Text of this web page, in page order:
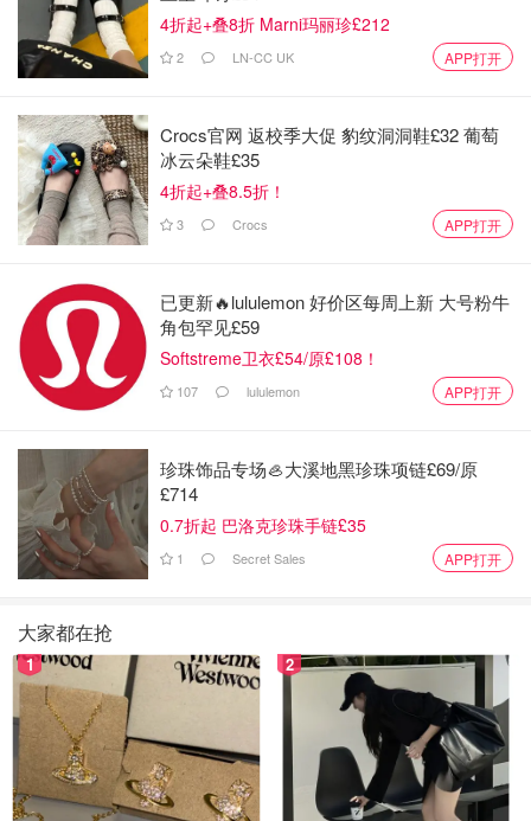
包裝打開里面是濕面和一包香辣牛肉味的醬，很簡單。面有
點像像油面，滾水下面，燙一分鐘，撈起，把醬包加到面里
拌匀就好了。我對面和面都沒太大的期待，但是吃了口，還
是被味道驚喜到了😋
面剛剛好，不太軟，也不太硬，醬很香。我受不了太辣，所
加了一點花生醬，香！
4折起+叠8折 Marni玛丽珍£212
2 LN-CC UK APP打开
Crocs官网 返校季大促 豹纹洞洞鞋£32 葡萄
冰云朵鞋£35
4折起+叠8.5折！
3 Crocs APP打开
已更新🔥lululemon 好价区每周上新 大号粉牛
角包罕见£59
Softstreme卫衣£54/原£108！
107 lululemon APP打开
珍珠饰品专场🦪大溪地黑珍珠项链£69/原
£714
0.7折起 巴洛克珍珠手链£35
1 Secret Sales APP打开
大家都在抢
1 2